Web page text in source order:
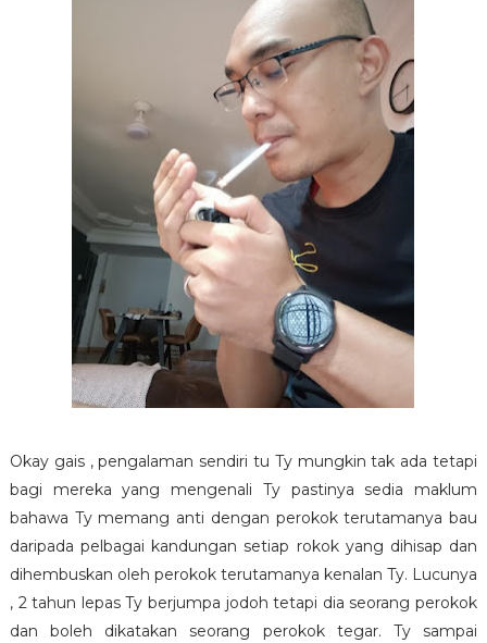
Okay gais , pengalaman sendiri tu Ty mungkin tak ada tetapi
bagi mereka yang mengenali Ty pastinya sedia maklum
bahawa Ty memang anti dengan perokok terutamanya bau
daripada pelbagai kandungan setiap rokok yang dihisap dan
dihembuskan oleh perokok terutamanya kenalan Ty. Lucunya
, 2 tahun lepas Ty berjumpa jodoh tetapi dia seorang perokok
dan boleh dikatakan seorang perokok tegar. Ty sampai